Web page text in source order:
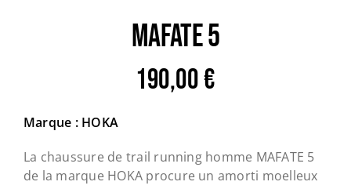
MAFATE 5
190,00€
Marque : HOKA
La chaussure de trail running homme MAFATE 5
de la marque HOKA procure un amorti moelleux